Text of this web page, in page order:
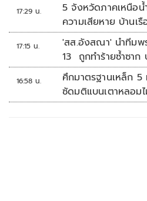
17:29 น.
5 จังหวัดภาคเหนือ
ความเสียหาย บ้านเ
17:15 น.
'สส.อังสณา' นำทีมพ
13 ถูกทำร้ายซ้ำซาก
16:58 น.
ศึกมาตรฐานเหล็ก
ซัดมติแบนเตาหลอมไ